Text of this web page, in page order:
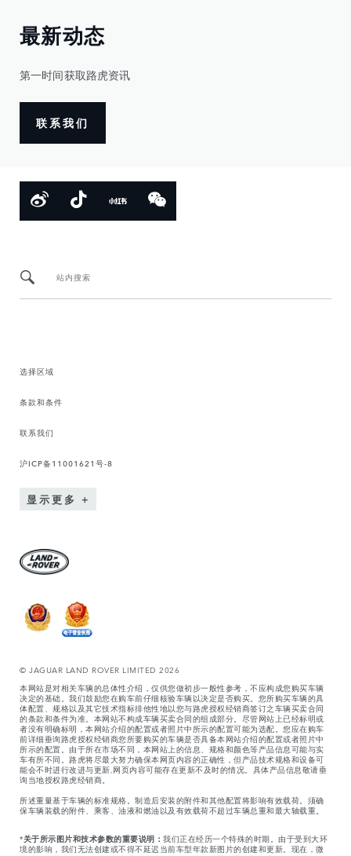
最新动态
第一时间获取路虎资讯
联系我们
站内搜索
选择区域
条款和条件
联系我们
沪ICP备11001621号-8
显示更多
© JAGUAR LAND ROVER LIMITED 2026
本网站是对相关车辆的总体性介绍，仅供您做初步一般性参考，不应构成您购买车辆
决定的基础。我们鼓励您在购车前仔细核验车辆以决定是否购买。您所购买车辆的具
体配置、规格以及其它技术指标排他性地以您与路虎授权经销商签订之车辆买卖合同
的条款和条件为准。本网站不构成车辆买卖合同的组成部分。尽管网站上已经标明或
者没有明确标明，本网站介绍的配置或者照片中所示的配置可能为选配。您应在购车
前详细垂询路虎授权经销商您所要购买的车辆是否具备本网站介绍的配置或者照片中
所示的配置。由于所在市场不同，本网站上的信息、规格和颜色等产品信息可能与实
车有所不同。路虎将尽最大努力确保本网页内容的正确性，但产品技术规格和设备可
能会不时进行改进与更新,网页内容可能存在更新不及时的情况。具体产品信息敬请垂
询当地授权路虎经销商。
所述重量基于车辆的标准规格。制造后安装的附件和其他配置将影响有效载荷。须确
保车辆装载的附件、乘客、油液和燃油以及有效载荷不超过车辆总重和最大轴载重。
*关于所示图片和技术参数的重要说明： 我们正在经历一个特殊的时期。由于受到大环
境的影响，我们无法创建或不得不延迟当前车型年款新图片的创建和更新。现在，微